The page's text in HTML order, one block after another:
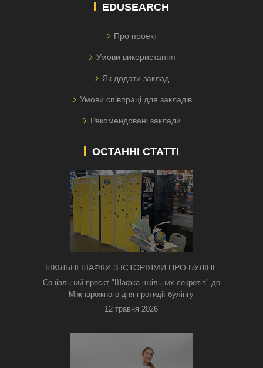
EDUSEARCH
Про проект
Умови використання
Як додати заклад
Умови співпраці для закладів
Рекомендовані заклади
ОСТАННІ СТАТТІ
ШКІЛЬНІ ШАФКИ З ІСТОРІЯМИ ПРО БУЛІНГ
З'ЯВИЛИСЯ В КИЄВІ
Соціальний проєкт "Шафка шкільних секретів" до
Міжнарожного дня протидії булінгу
12 травня 2026